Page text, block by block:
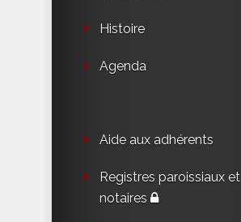
Histoire
Agenda
Aide aux adhérents
Registres paroissiaux et
notaires